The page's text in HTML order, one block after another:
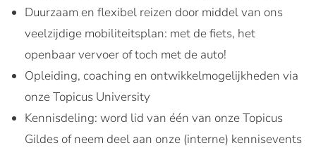
Duurzaam en flexibel reizen door middel van ons
veelzijdige mobiliteitsplan: met de fiets, het
openbaar vervoer of toch met de auto!
Opleiding, coaching en ontwikkelmogelijkheden via
onze Topicus University
Kennisdeling: word lid van één van onze Topicus
Gildes of neem deel aan onze (interne) kennisevents